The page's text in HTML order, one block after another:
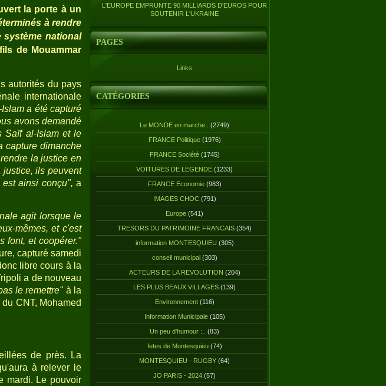
la porte à un
à rendre
national
de Mouammar
autorités du pays
internationale
a été capturé
avons demandé
Saïf al-Islam et le
capture dimanche
la justice en
justice, ils peuvent
ainsi conçu", a
agit lorsque le
mêmes, et c'est
font, et coopérer."
capturé samedi
libre cours à la
a de nouveau
le remettre"à la
CNT, Mohamed
de près. La
à relever le
mardi. Le pouvoir
L'EUROPE EMPRUNTE 90 MILLIARDS D'EUROS POUR
SOUTENIR L'UKRAINE
PAGES
Links
CATÉGORIES
Le MONDE en marche.. (2749)
FRANCE Politique(1976)
FRANCE Société(1745)
VOITURES DE LEGENDE (1233)
FRANCE Economie(983)
IMAGES CHOC(791)
Europe (541)
TRESORS DU PATRIMOINE FRANCAIS (354)
information MONTESQUIEU (305)
conseil municipal(303)
ACTEURS DE LA REVOLUTION (204)
LES PLUS BEAUX VILLAGES (139)
Environnement(116)
Information Municipale(105)
Un peu d'humour :.. (83)
fetes de Montesquieu(74)
MONTESQUIEU - RUGBY (64)
JO PARIS - 2024 (57)